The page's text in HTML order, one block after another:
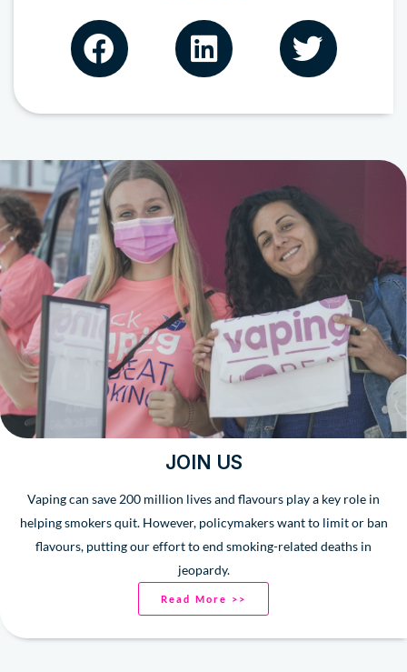
JOIN US
Vaping can save 200 million lives and flavours play a key role in
helping smokers quit. However, policymakers want to limit or ban
flavours, putting our effort to end smoking-related deaths in
jeopardy.
Read More >>